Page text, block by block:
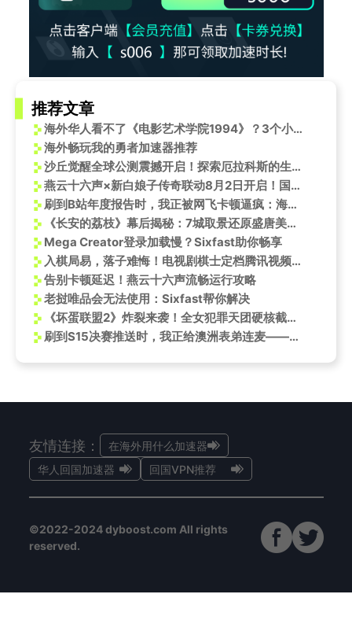
推荐文章
海外华人看不了《电影艺术学院1994》？3个小技巧帮你破解地域限制
海外畅玩我的勇者加速器推荐
沙丘觉醒全球公测震撼开启！探索厄拉科斯的生存法则
燕云十六声×新白娘子传奇联动8月2日开启！国外玩燕云十六声服务器连接失败怎么办？
刷到B站年度报告时，我正被网飞卡顿逼疯：海外党的精神食粮，到底该怎么顺畅吃上？
《长安的荔枝》幕后揭秘：7城取景还原盛唐美学，这些细节太惊艳！
Mega Creator登录加载慢？Sixfast助你畅享
入棋局易，落子难悔！电视剧棋士定档腾讯视频全网独播！海外怎么看腾讯视频？
告别卡顿延迟！燕云十六声流畅运行攻略
老挝唯品会无法使用：Sixfast帮你解决
《坏蛋联盟2》炸裂来袭！全女犯罪天团硬核截胡，这次反转玩大了！
刷到S15决赛推送时，我正给澳洲表弟连麦——他盯着480P画质急得拍桌：这卡顿比Faker手伤还让人揪心
友情连接：
在海外用什么加速器
华人回国加速器
回国VPN推荐
©2022-2024 dyboost.com All rights
reserved.